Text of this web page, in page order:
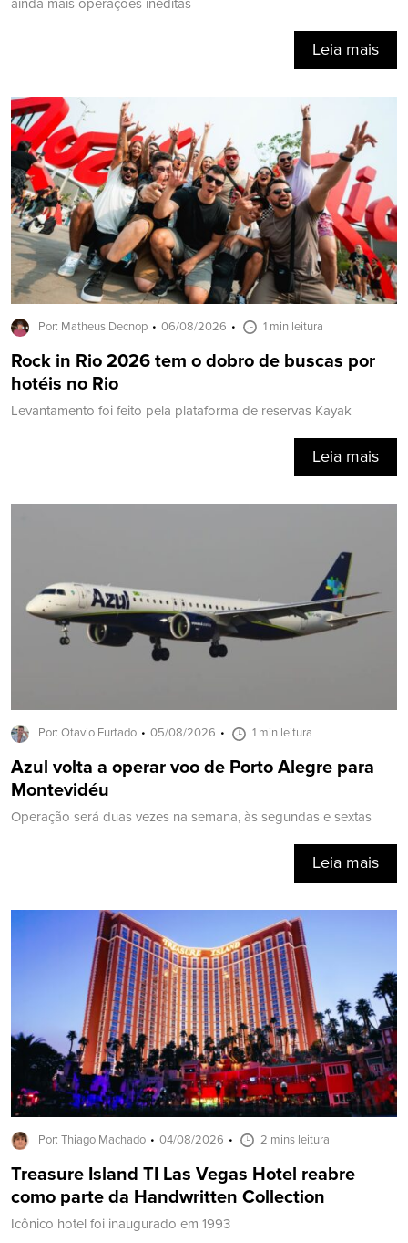
ainda mais operações inéditas
Leia mais
Por: Matheus Decnop 06/08/2026 1 min leitura
Rock in Rio 2026 tem o dobro de buscas por
hotéis no Rio
Levantamento foi feito pela plataforma de reservas Kayak
Leia mais
Por: Otavio Furtado 05/08/2026 1 min leitura
Azul volta a operar voo de Porto Alegre para
Montevidéu
Operação será duas vezes na semana, às segundas e sextas
Leia mais
Por: Thiago Machado 04/08/2026 2 mins leitura
Treasure Island TI Las Vegas Hotel reabre
como parte da Handwritten Collection
Icônico hotel foi inaugurado em 1993